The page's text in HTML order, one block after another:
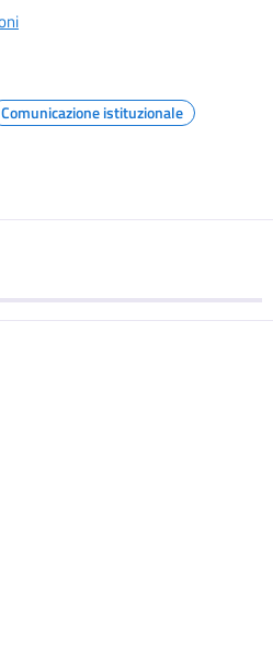
Comunicazione istituzionale